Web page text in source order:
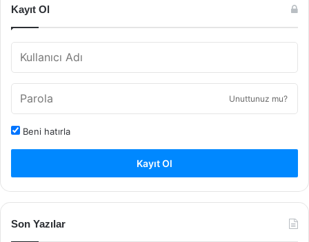
Kayıt Ol
Unuttunuz mu?
Beni hatırla
Kayıt Ol
Son Yazılar